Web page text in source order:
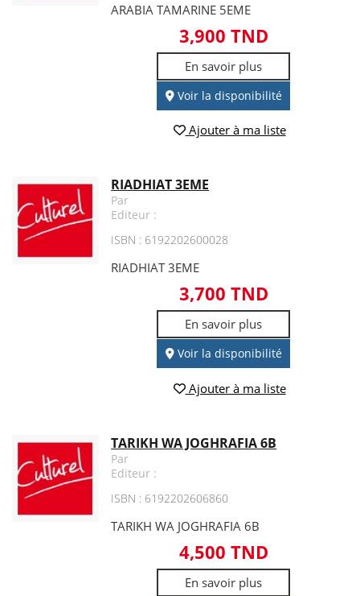
ARABIA TAMARINE 5EME
3,900 TND
En savoir plus
Voir la disponibilité
Ajouter à ma liste
RIADHIAT 3EME
Par
Editeur :
ISBN : 6192202600028
RIADHIAT 3EME
3,700 TND
En savoir plus
Voir la disponibilité
Ajouter à ma liste
TARIKH WA JOGHRAFIA 6B
Par
Editeur :
ISBN : 6192202606860
TARIKH WA JOGHRAFIA 6B
4,500 TND
En savoir plus